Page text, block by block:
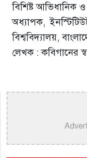
বিশিষ্ট আভিধানিক
অধ্যাপক,
বিশ্ববিদ্যালয়,
লেখক : কবিগানের